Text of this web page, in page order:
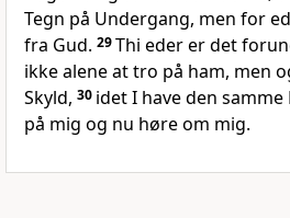
Tegn på Undergang, men for
fra Gud. 29Thi eder er det
ikke alene at tro på ham, men
Skyld, 30 idet I have den
på mig og nu høre om mig.